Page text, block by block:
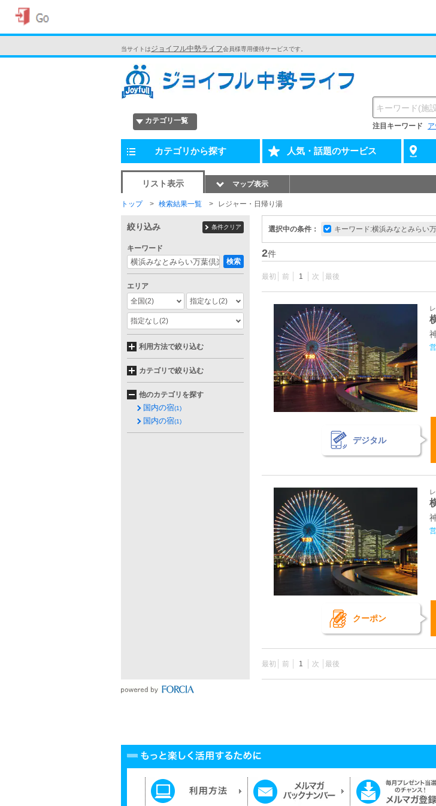
当サイトはジョイフル中勢ライフ会員様専用優待サービスです。
カテゴリ一覧
注目キーワード
カテゴリから探す 人気・話題のサービス
リスト表示 マップ表示
トップ 検索結果一覧 レジャー・日帰り湯
選択中の条件： キーワード:横浜みなとみらい
2件
最初 前 1 次 最後
デジタル
クーポン
最初 前 1 次 最後
絞り込み 条件クリア
キーワード
検索
エリア
全国(2) 指定なし(2)
指定なし(2)
利用方法で絞り込む
カテゴリで絞り込む
他のカテゴリを探す
国内の宿(1)
国内の宿(1)